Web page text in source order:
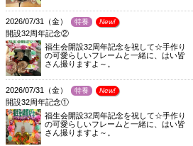
2026/07/31（金） 特養 New!
開設32周年記念②
福生会開設32周年記念を祝して☆手作り
の可愛らしいフレームと一緒に、はい皆
さん撮りますよ～。
2026/07/31（金） 特養 New!
開設32周年記念①
福生会開設32周年記念を祝して☆手作り
の可愛らしいフレームと一緒に、はい皆
さん撮りますよ～。